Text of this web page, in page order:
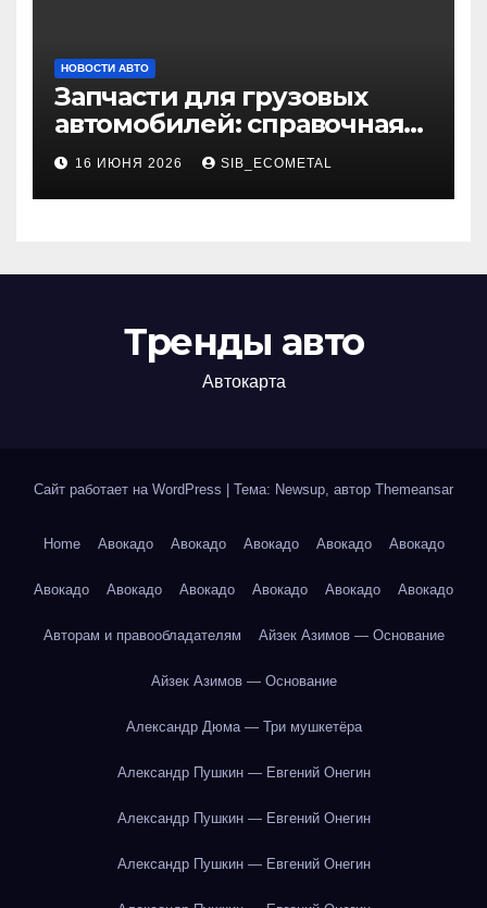
НОВОСТИ АВТО
Запчасти для грузовых
автомобилей: справочная
база по корейским и
японским моделям
16 ИЮНЯ 2026 SIB_ECOMETAL
Тренды авто
Автокарта
Сайт работает на WordPress Тема: Newsup, автор Themeansar
Home Авокадо Авокадо Авокадо Авокадо Авокадо
Авокадо Авокадо Авокадо Авокадо Авокадо Авокадо
Авторам и правообладателям Айзек Азимов — Основание
Айзек Азимов — Основание
Александр Дюма — Три мушкетёра
Александр Пушкин — Евгений Онегин
Александр Пушкин — Евгений Онегин
Александр Пушкин — Евгений Онегин